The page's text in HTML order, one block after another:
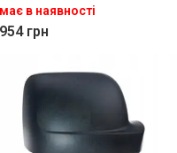
в наявності
грн